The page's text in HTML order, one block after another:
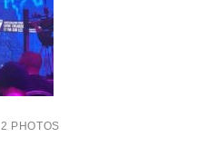
2 PHOTOS